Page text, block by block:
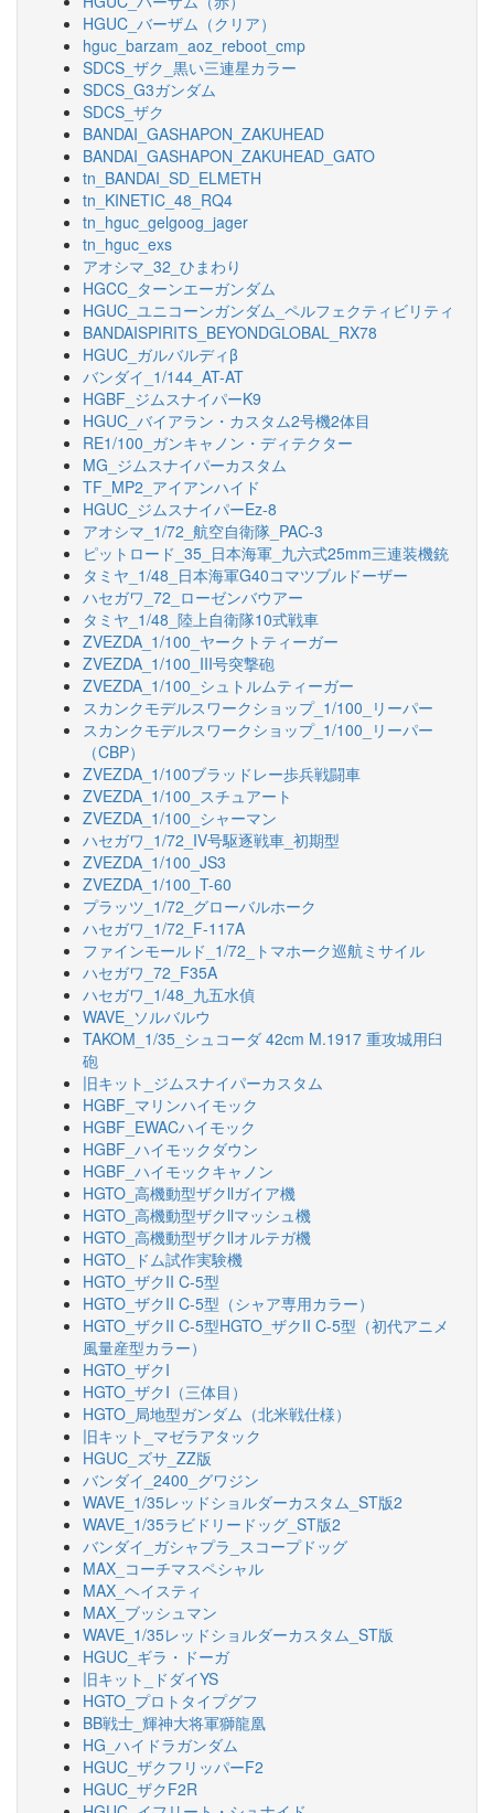
HGUC_バーザム（クリア）
hguc_barzam_aoz_reboot_cmp
SDCS_ザク_黒い三連星カラー
SDCS_G3ガンダム
SDCS_ザク
BANDAI_GASHAPON_ZAKUHEAD
BANDAI_GASHAPON_ZAKUHEAD_GATO
tn_BANDAI_SD_ELMETH
tn_KINETIC_48_RQ4
tn_hguc_gelgoog_jager
tn_hguc_exs
アオシマ_32_ひまわり
HGCC_ターンエーガンダム
HGUC_ユニコーンガンダム_ペルフェクティビリティ
BANDAISPIRITS_BEYONDGLOBAL_RX78
HGUC_ガルバルディβ
バンダイ_1/144_AT-AT
HGBF_ジムスナイパーK9
HGUC_バイアラン・カスタム2号機2体目
RE1/100_ガンキャノン・ディテクター
MG_ジムスナイパーカスタム
TF_MP2_アイアンハイド
HGUC_ジムスナイパーEz-8
アオシマ_1/72_航空自衛隊_PAC-3
ピットロード_35_日本海軍_九六式25mm三連装機銃
タミヤ_1/48_日本海軍G40コマツブルドーザー
ハセガワ_72_ローゼンバウアー
タミヤ_1/48_陸上自衛隊10式戦車
ZVEZDA_1/100_ヤークトティーガー
ZVEZDA_1/100_III号突撃砲
ZVEZDA_1/100_シュトルムティーガー
スカンクモデルスワークショップ_1/100_リーパー
スカンクモデルスワークショップ_1/100_リーパー
（CBP）
ZVEZDA_1/100ブラッドレー歩兵戦闘車
ZVEZDA_1/100_スチュアート
ZVEZDA_1/100_シャーマン
ハセガワ_1/72_IV号駆逐戦車_初期型
ZVEZDA_1/100_JS3
ZVEZDA_1/100_T-60
プラッツ_1/72_グローバルホーク
ハセガワ_1/72_F-117A
ファインモールド_1/72_トマホーク巡航ミサイル
ハセガワ_72_F35A
ハセガワ_1/48_九五水偵
WAVE_ソルバルウ
TAKOM_1/35_シュコーダ 42cm M.1917 重攻城用臼
砲
旧キット_ジムスナイパーカスタム
HGBF_マリンハイモック
HGBF_EWACハイモック
HGBF_ハイモックダウン
HGBF_ハイモックキャノン
HGTO_高機動型ザクllガイア機
HGTO_高機動型ザクllマッシュ機
HGTO_高機動型ザクllオルテガ機
HGTO_ドム試作実験機
HGTO_ザクII C-5型
HGTO_ザクII C-5型（シャア専用カラー）
HGTO_ザクII C-5型HGTO_ザクII C-5型（初代アニメ
風量産型カラー）
HGTO_ザクI
HGTO_ザクI（三体目）
HGTO_局地型ガンダム（北米戦仕様）
旧キット_マゼラアタック
HGUC_ズサ_ZZ版
バンダイ_2400_グワジン
WAVE_1/35レッドショルダーカスタム_ST版2
WAVE_1/35ラビドリードッグ_ST版2
バンダイ_ガシャプラ_スコープドッグ
MAX_コーチマスペシャル
MAX_ヘイスティ
MAX_ブッシュマン
WAVE_1/35レッドショルダーカスタム_ST版
HGUC_ギラ・ドーガ
旧キット_ドダイYS
HGTO_プロトタイプグフ
BB戦士_輝神大将軍獅龍凰
HG_ハイドラガンダム
HGUC_ザクフリッパーF2
HGUC_ザクF2R